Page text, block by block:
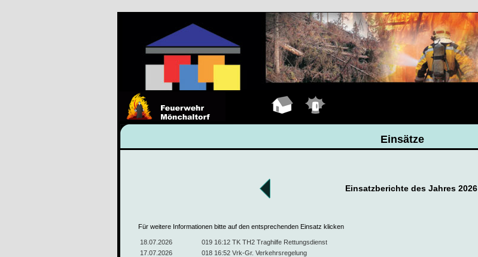
Einsätze
Einsatzberichte des Jahres 2026
Für weitere Informationen bitte auf den entsprechenden Einsatz klicken
18.07.2026
019 16:12 TK TH2 Traghilfe Rettungsdienst
17.07.2026
018 16:52 Vrk-Gr. Verkehrsregelung